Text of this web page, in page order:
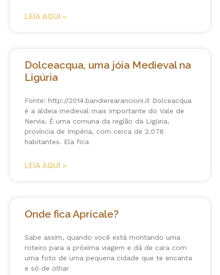
LEIA AQUI »
Dolceacqua, uma jóia Medieval na
Ligúria
Fonte: http://2014.bandierearancioni.it Dolceacqua
é a aldeia medieval mais importante do Vale de
Nervia. É uma comuna da região da Ligúria,
província de Impéria, com cerca de 2.078
habitantes. Ela fica
LEIA AQUI »
Onde fica Apricale?
Sabe assim, quando você está montando uma
roteiro para a próxima viagem e dá de cara com
uma foto de uma pequena cidade que te encanta
e só de olhar